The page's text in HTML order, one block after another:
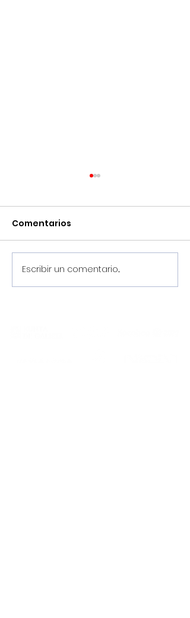
¡Pretemporada
2026/2027, en marcha!
Comentarios
Escribir un comentario...